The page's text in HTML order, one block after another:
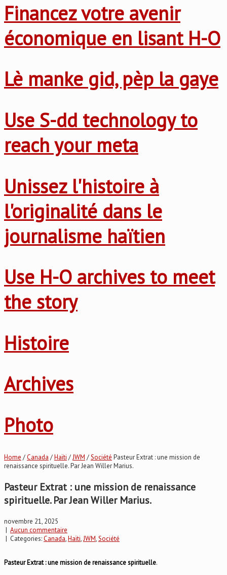
Financez votre avenir
économique en lisant H-O
Lè manke gid, pèp la gaye
Use S-dd technology to
reach your meta
Unissez l'histoire à
l'originalité dans le
journalisme haïtien
Use H-O archives to meet
the story
Histoire
Archives
Photo
Home /Canada /Haïti /JWM /Société Pasteur Extrat : une mission de
renaissance spirituelle. Par Jean Willer Marius.
Pasteur Extrat : une mission de renaissance
spirituelle. Par Jean Willer Marius.
novembre 21, 2025
| Aucun commentaire
| Categories:Canada,Haïti,JWM,Société
Pasteur Extrat : une mission de renaissance spirituelle.